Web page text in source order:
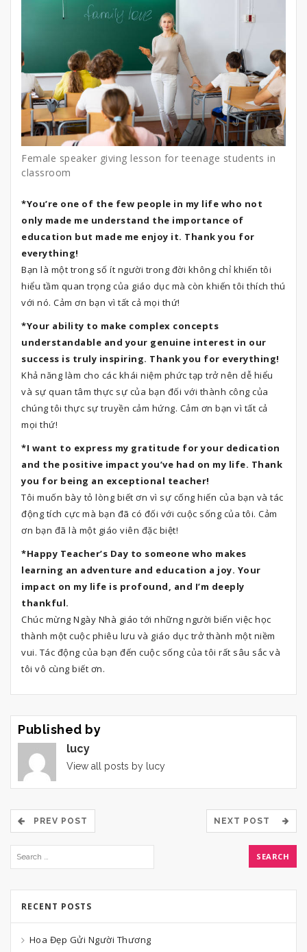
Female speaker giving lesson for teenage students in
classroom
*You’re one of the few people in my life who not
only made me understand the importance of
education but made me enjoy it. Thank you for
everything!
Bạn là một trong số ít người trong đời không chỉ khiến tôi
hiểu tầm quan trọng của giáo dục mà còn khiến tôi thích thú
với nó. Cảm ơn bạn vì tất cả mọi thứ!
*Your ability to make complex concepts
understandable and your genuine interest in our
success is truly inspiring. Thank you for everything!
Khả năng làm cho các khái niệm phức tạp trở nên dễ hiểu
và sự quan tâm thực sự của bạn đối với thành công của
chúng tôi thực sự truyền cảm hứng. Cảm ơn bạn vì tất cả
mọi thứ!
*I want to express my gratitude for your dedication
and the positive impact you’ve had on my life. Thank
you for being an exceptional teacher!
Tôi muốn bày tỏ lòng biết ơn vì sự cống hiến của bạn và tác
động tích cực mà bạn đã có đối với cuộc sống của tôi. Cảm
ơn bạn đã là một giáo viên đặc biệt!
*Happy Teacher’s Day to someone who makes
learning an adventure and education a joy. Your
impact on my life is profound, and I’m deeply
thankful.
Chúc mừng Ngày Nhà giáo tới những người biến việc học
thành một cuộc phiêu lưu và giáo dục trở thành một niềm
vui. Tác động của bạn đến cuộc sống của tôi rất sâu sắc và
tôi vô cùng biết ơn.
Published by
lucy
View all posts by lucy
PREV POST NEXT POST
RECENT POSTS
Hoa Đẹp Gửi Người Thương